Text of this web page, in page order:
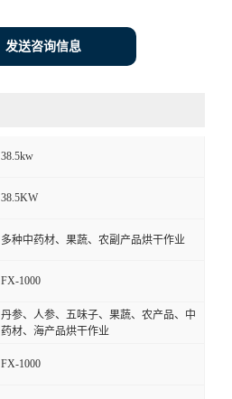
发送咨询信息
38.5kw
38.5KW
多种中药材、果蔬、农副产品烘干作业
FX-1000
丹参、人参、五味子、果蔬、农产品、中
药材、海产品烘干作业
FX-1000